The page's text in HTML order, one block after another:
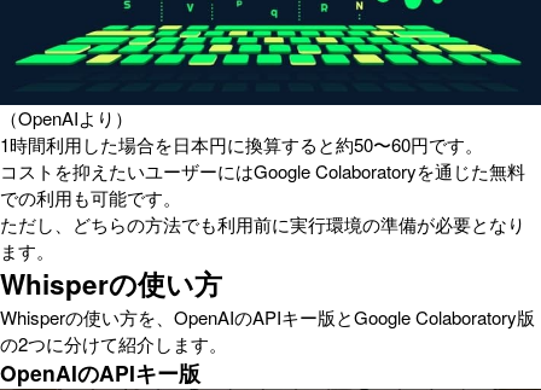
（OpenAIより）
1時間利用した場合を日本円に換算すると約50〜60円です。
コストを抑えたいユーザーにはGoogle Colaboratoryを通じた無料
での利用も可能です。
ただし、どちらの方法でも利用前に実行環境の準備が必要となり
ます。
Whisperの使い方
Whisperの使い方を、OpenAIのAPIキー版とGoogle Colaboratory版
の2つに分けて紹介します。
OpenAIのAPIキー版